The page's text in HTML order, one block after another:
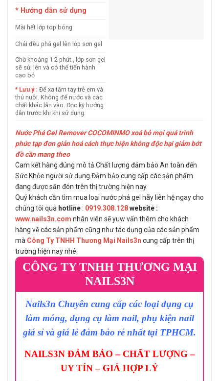
* Hướng dẫn sử dụng
Mài hết lớp top bóng
Chải đều phá gel lên lớp sơn gel
Chờ khoảng 1-2 phút , lớp sơn gel
sẽ sủi lên và có thể tiến hành
cạo bỏ
* Lưu ý : Để xa tầm tay trẻ em và
thú nuôi. Không để nước và các
chất khác lẫn vào. Đọc kỹ hướng
dẫn trước khi khi sử dụng.
Nước Phá Gel Remover COCOMINMO xoá bỏ mọi quá trình
phức tạp đơn giản hoá cách thực hiện không độc hại giảm bớt
đồ cần mang theo
Cam kết hàng đúng mô tả.Chất lượng đảm bảo An toàn đến
Sức Khỏe người sử dụng.Đảm bảo cung cấp các sản phẩm
đang được săn đón trên thị trường hiện nay.
Quý khách cần tìm mua loại nước phá gel hãy liên hệ ngay cho
chúng tôi qua hotline : 0919.308.128website :
www.nails3n.com nhân viên sẽ yuw vấn thêm cho khách
hàng về các sản phẩm cũng như tác dụng của các sản phẩm
mà Công Ty TNHH Thương Mại Nails3n cung cấp trên thị
trường hiện nay nhé.
CÔNG TY TNHH THƯƠNG MẠI
NAILS3N
Nails3n Chuyên cung cấp các loại dụng cụ
làm móng, dụng cụ làm nail, phụ kiện nail
giá sỉ và giá lẻ đảm bảo rẻ nhất tại TPHCM.
NAILS3N ĐẢM BẢO – CHẤT LƯỢNG –
UY TÍN – GIÁ HỢP LÝ